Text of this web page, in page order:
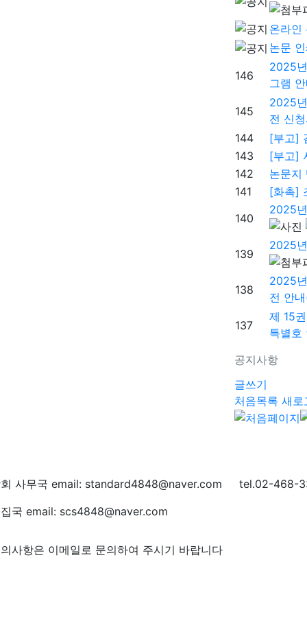
공지사항
온라인
논문
146
2025
그램
145
2025
전 신
144
[부고]
143
[부고]
142
논문지
141
[화촉]
140
2025
139
2025
138
2025
전 안
137
제 15
특별호
글쓰기
처음목록 새로
사무국 email: standard4848@naver.com tel.02-468-
국 email: scs4848@naver.com
사항은 이메일로 문의하여 주시기 바랍니다